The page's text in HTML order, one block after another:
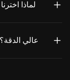
لماذا
ما هو أفضل برنامج لتحويل نص إلى FBX عالي الدقة؟